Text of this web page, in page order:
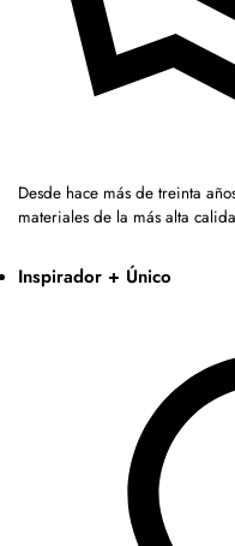
Desde hace más de treinta
materiales de la más alta
Inspirador + Único